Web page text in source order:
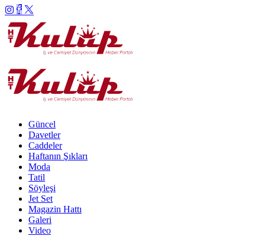
Güncel
Davetler
Caddeler
Haftanın Şıkları
Moda
Tatil
Söyleşi
Jet Set
Magazin Hattı
Galeri
Video